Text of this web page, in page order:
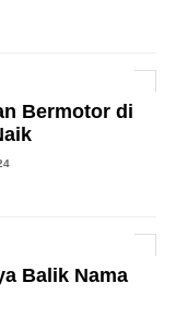
Bermotor di
Balik Nama